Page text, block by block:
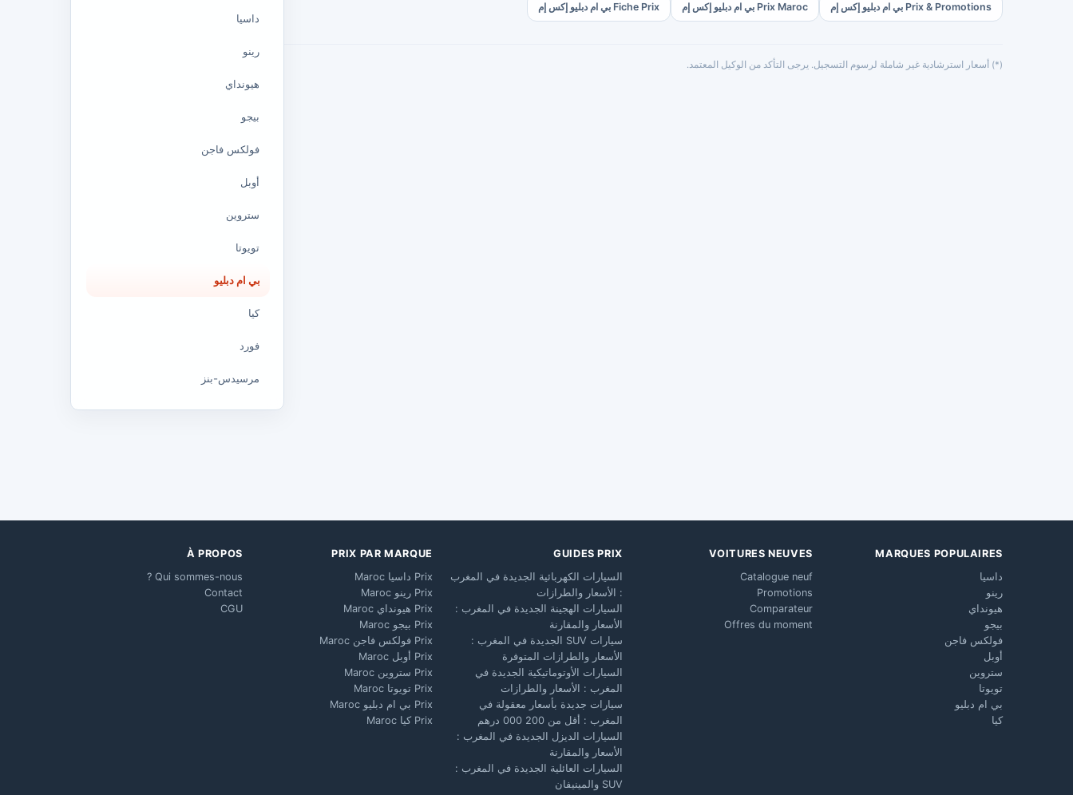
Prix & Promotions بي ام دبليو إكس إم Prix Maroc بي ام دبليو إكس إم Fiche Prix بي ام دبليو إكس إم
(*) أسعار استرشادية غير شاملة لرسوم التسجيل. يرجى التأكد من الوكيل المعتمد.
داسيا
رينو
هيونداي
بيجو
فولكس فاجن
أوبل
ستروين
تويوتا
بي ام دبليو
كيا
فورد
مرسيدس-بنز
MARQUES POPULAIRES
داسيا
رينو
هيونداي
بيجو
فولكس فاجن
أوبل
ستروين
تويوتا
بي ام دبليو
كيا
VOITURES NEUVES
Catalogue neuf
Promotions
Comparateur
Offres du moment
GUIDES PRIX
السيارات الكهربائية الجديدة في المغرب
: الأسعار والطرازات
السيارات الهجينة الجديدة في المغرب :
الأسعار والمقارنة
سيارات SUV الجديدة في المغرب :
الأسعار والطرازات المتوفرة
السيارات الأوتوماتيكية الجديدة في
المغرب : الأسعار والطرازات
سيارات جديدة بأسعار معقولة في
المغرب : أقل من 200 000 درهم
السيارات الديزل الجديدة في المغرب :
الأسعار والمقارنة
السيارات العائلية الجديدة في المغرب :
SUV والمينيفان
PRIX PAR MARQUE
Prix داسيا Maroc
Prix رينو Maroc
Prix هيونداي Maroc
Prix بيجو Maroc
Prix فولكس فاجن Maroc
Prix أوبل Maroc
Prix ستروين Maroc
Prix تويوتا Maroc
Prix بي ام دبليو Maroc
Prix كيا Maroc
À PROPOS
Qui sommes-nous ?
Contact
CGU